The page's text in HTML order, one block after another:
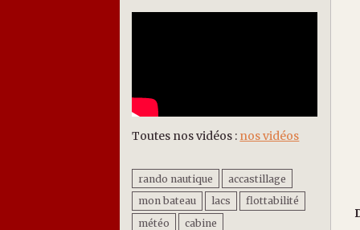
Toutes nos vidéos : nos vidéos
rando nautique
accastillage
mon bateau
lacs
flottabilité
météo
cabine